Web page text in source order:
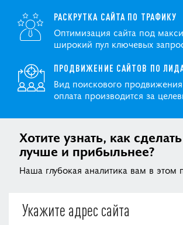
РАСКРУТКА САЙТА ПО ТРАФИКУ
Оптимизация сайта под
широкий пул ключевых
ПРОДВИЖЕНИЕ САЙТОВ ПО
Вид поискового
оплата производится за
Хотите узнать, как
лучше и прибыльнее?
Наша глубокая аналитика вам в этом